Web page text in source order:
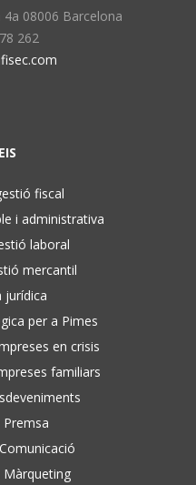
08006 Barcelona
262
fiscal
i administrativa
laboral
mercantil
jurídica
per a Pimes
en crisis
familiars
Premsa
Màrqueting